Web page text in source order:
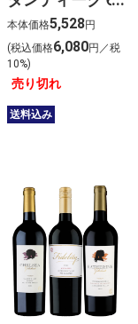
本セット
本体価格5,528円
(税込価格6,080円／税
10%)
売り切れ
送料込み